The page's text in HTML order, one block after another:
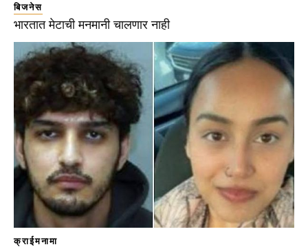
बिजनेस
भारतात मेटाची मनमानी चालणार नाही
क्राईमनामा